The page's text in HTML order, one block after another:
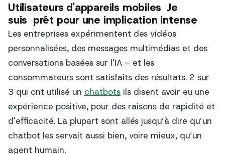
Utilisateurs d'appareils mobiles Je
suis prêt pour une implication intense
Les entreprises expérimentent des vidéos
personnalisées, des messages multimédias et des
conversations basées sur l'IA – et les
consommateurs sont satisfaits des résultats. 2 sur
3 qui ont utilisé un chatbots ils disent avoir eu une
expérience positive, pour des raisons de rapidité et
d'efficacité. La plupart sont allés jusqu’à dire qu’un
chatbot les servait aussi bien, voire mieux, qu’un
agent humain.